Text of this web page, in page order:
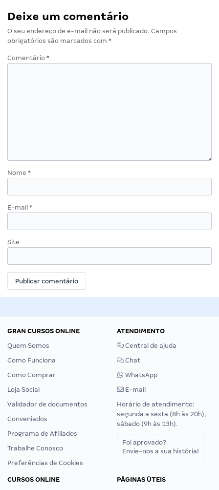
Deixe um comentário
O seu endereço de e-mail não será publicado. Campos
obrigatórios são marcados com *
Comentário *
Nome *
E-mail *
Site
GRAN CURSOS ONLINE
Quem Somos
Como Funciona
Como Comprar
Loja Social
Validador de documentos
Conveniados
Programa de Afiliados
Trabalhe Conosco
Preferências de Cookies
ATENDIMENTO
Central de ajuda
Chat
WhatsApp
E-mail
Horário de atendimento:
segunda a sexta (8h às 20h),
sábado (9h às 13h).
Foi aprovado?
Envie-nos a sua história!
CURSOS ONLINE
PÁGINAS ÚTEIS